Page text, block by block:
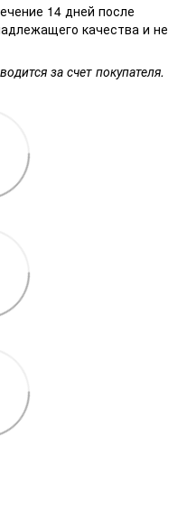
14 дней после
качества и не
за счет покупателя.